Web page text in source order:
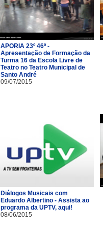
APORIA 23º 46º -
Apresentação de Formação da
Turma 16 da Escola Livre de
Teatro no Teatro Municipal de
Santo André
09/07/2015
Diálogos Musicais com
Eduardo Albertino - Assista ao
programa da UPTV, aqui!
08/06/2015